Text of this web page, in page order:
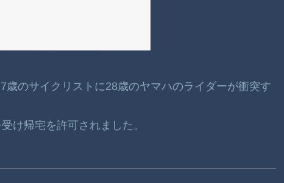
のサイクリストに28歳のヤマハのライダーが衝突す
け帰宅を許可されました。